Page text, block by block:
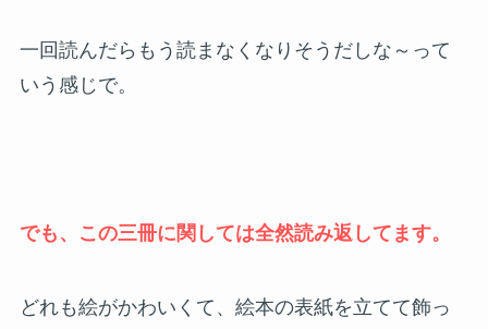
一回読んだらもう読まなくなりそうだしな～って
いう感じで。
でも、この三冊に関しては全然読み返してます。
どれも絵がかわいくて、絵本の表紙を立てて飾っ